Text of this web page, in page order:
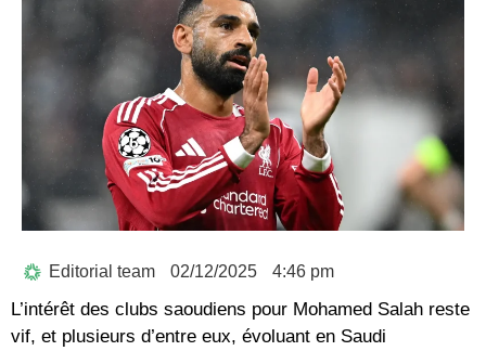
Editorial team 02/12/2025 4:46 pm
L’intérêt des clubs saoudiens pour Mohamed Salah reste
vif, et plusieurs d’entre eux, évoluant en Saudi